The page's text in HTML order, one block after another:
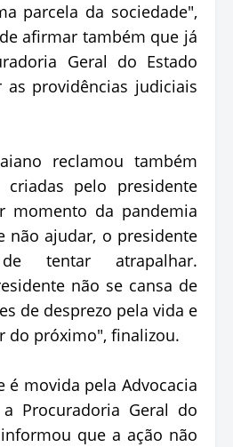
parcela da sociedade",
afirmar também que já
Geral do Estado
as providências judiciais
reclamou também
criadas pelo presidente
momento da pandemia
não ajudar, o presidente
tentar atrapalhar.
não se cansa de
de desprezo pela vida e
do próximo", finalizou.
é movida pela Advocacia
Procuradoria Geral do
que a ação não